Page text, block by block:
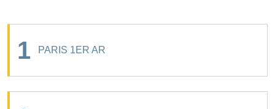
1 PARIS 1ER AR